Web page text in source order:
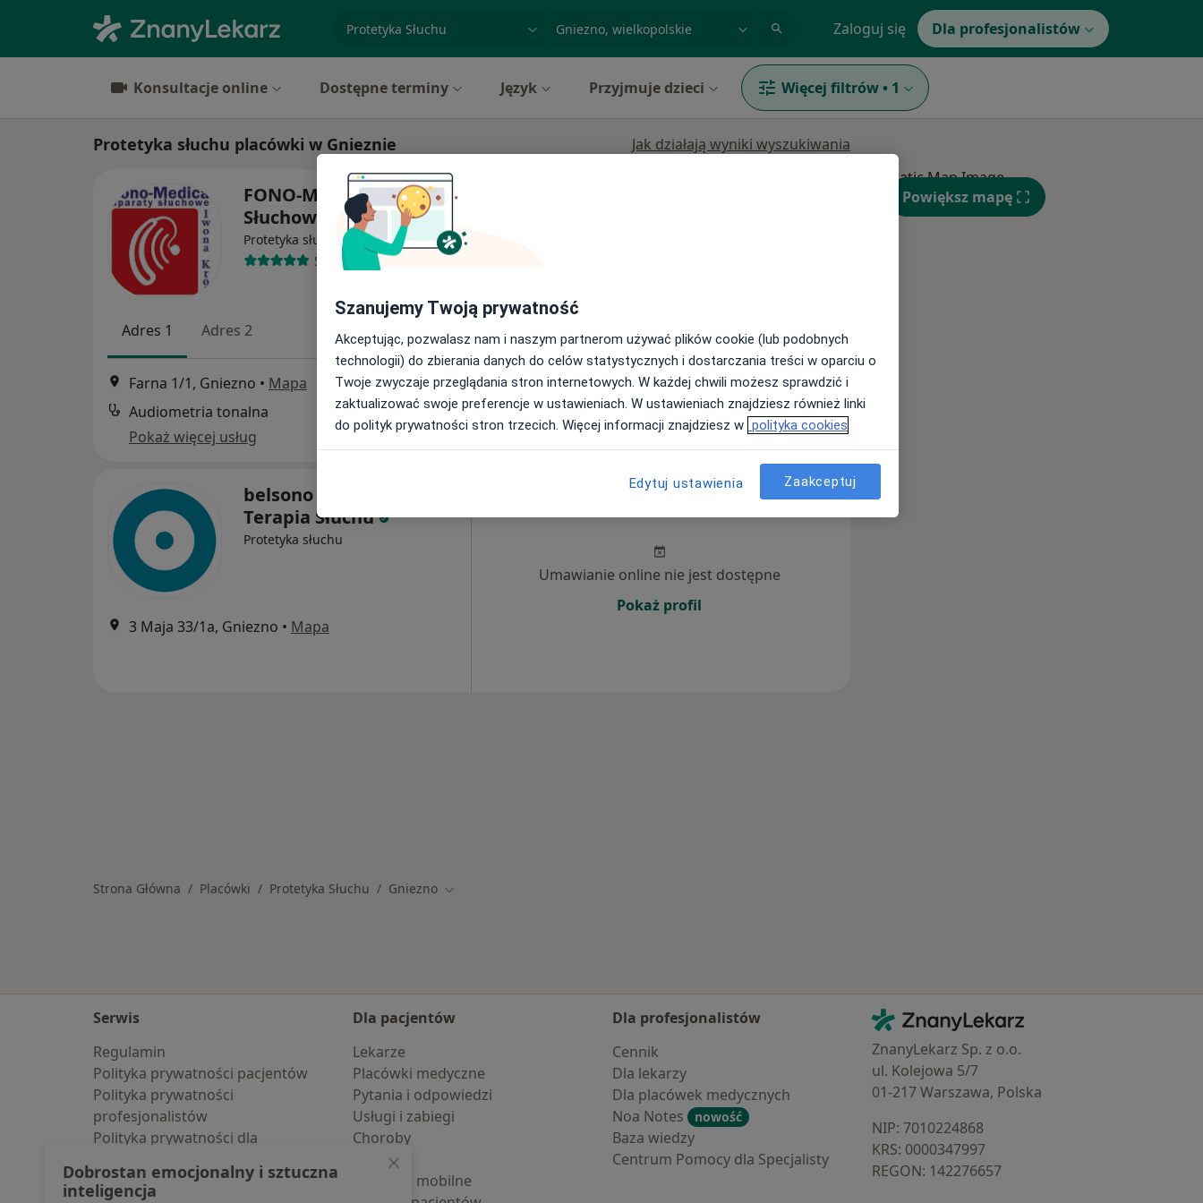
Zaloguj się Dla profesjonalistów
Konsultacje online Dostępne terminy Język Przyjmuje dzieci Więcej filtrów • 1
Protetyka słuchu placówki w Gnieznie Jak działają wyniki wyszukiwania
FONO-MEDICA Aparaty
Słuchowe Iwona Król
Protetyka słuchu, Audiologia
5 opinii
Adres 1 Adres 2
Farna 1/1, Gniezno • Mapa
Audiometria tonalna
od 25 zł
Pokaż więcej usług
Śr, Czw,
belsono Diagnostyka i
Terapia Słuchu
Protetyka słuchu
3 Maja 33/1a, Gniezno • Mapa
Jutro Ndz, Pon, Wt,
Umawianie online nie jest dostępne
Pokaż profil
Powiększ mapę
Strona Główna Placówki Protetyka Słuchu Gniezno Zmień miasto
Serwis
Regulamin
Polityka prywatności pacjentów
Polityka prywatności
profesjonalistów
Polityka prywatności dla
pozyskaliśmy samodzielnie
Dla pacjentów
Lekarze
Placówki medyczne
Pytania i odpowiedzi
Usługi i zabiegi
Choroby
Pomoc
Aplikacje mobilne
Dla profesjonalistów
Cennik
Dla lekarzy
Dla placówek medycznych
Noa Notes
nowość
Baza wiedzy
Centrum Pomocy dla Specjalisty
Kontakt
ZnanyLekarz - Strona główna
ZnanyLekarz Sp. z o.o.
ul. Kolejowa 5/7
01-217 Warszawa, Polska
NIP: ⁠7010224868
KRS: ⁠0000347997
REGON: ⁠142276657
Szanujemy Twoją prywatność
Akceptując, pozwalasz nam i naszym partnerom używać plików cookie (lub podobnych
technologii) do zbierania danych do celów statystycznych i dostarczania treści w oparciu o
Twoje zwyczaje przeglądania stron internetowych. W każdej chwili możesz sprawdzić i
zaktualizować swoje preferencje w ustawieniach. W ustawieniach znajdziesz również linki
do polityk prywatności stron trzecich. Więcej informacji znajdziesz w polityka cookies
Edytuj ustawienia Zaakceptuj
Dobrostan emocjonalny i sztuczna
inteligencja